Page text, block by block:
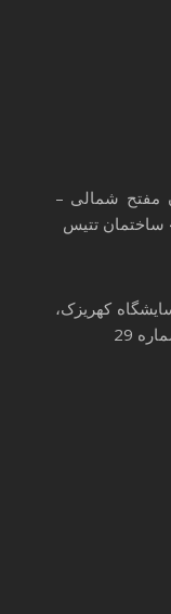
مفتح شمالی –
کهریزک،
29